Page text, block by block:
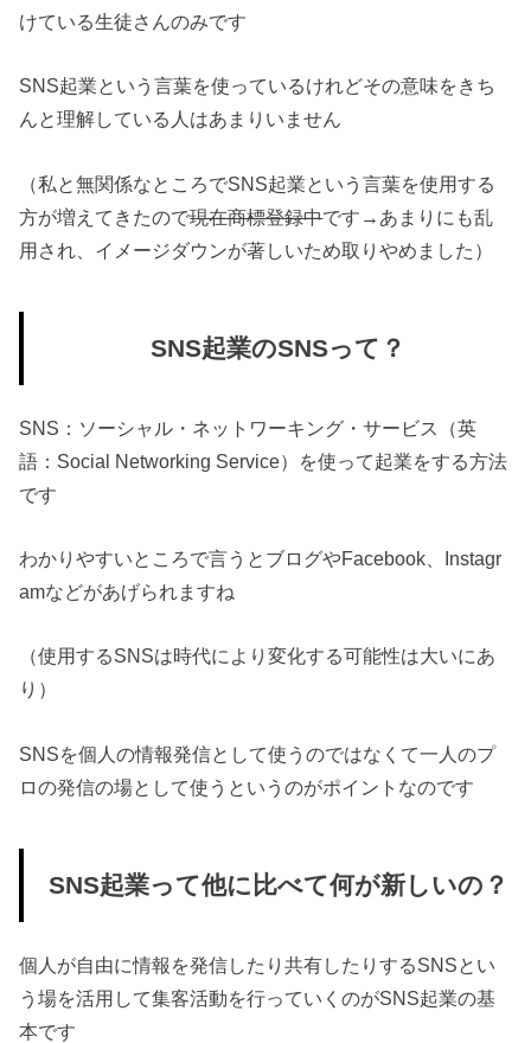
けている生徒さんのみです
SNS起業という言葉を使っているけれどその意味をきち
んと理解している人はあまりいません
（私と無関係なところでSNS起業という言葉を使用する
方が増えてきたので現在商標登録中です→あまりにも乱
用され、イメージダウンが著しいため取りやめました）
SNS起業のSNSって？
SNS：ソーシャル・ネットワーキング・サービス（英
語：Social Networking Service）を使って起業をする方法
です
わかりやすいところで言うとブログやFacebook、Instagr
amなどがあげられますね
（使用するSNSは時代により変化する可能性は大いにあ
り）
SNSを個人の情報発信として使うのではなくて一人のプ
ロの発信の場として使うというのがポイントなのです
SNS起業って他に比べて何が新しいの？
個人が自由に情報を発信したり共有したりするSNSとい
う場を活用して集客活動を行っていくのがSNS起業の基
本です